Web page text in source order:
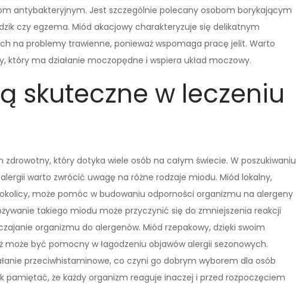
antybakteryjnym. Jest szczególnie polecany osobom borykającym
czy egzema. Miód akacjowy charakteryzuje się delikatnym
na problemy trawienne, ponieważ wspomaga pracę jelit. Warto
który ma działanie moczopędne i wspiera układ moczowy.
skuteczne w leczeniu
który dotyka wiele osób na całym świecie. W poszukiwaniu
warto zwrócić uwagę na różne rodzaje miodu. Miód lokalny,
może pomóc w budowaniu odporności organizmu na alergeny
takiego miodu może przyczynić się do zmniejszenia reakcji
organizmu do alergenów. Miód rzepakowy, dzięki swoim
może być pomocny w łagodzeniu objawów alergii sezonowych.
przeciwhistaminowe, co czyni go dobrym wyborem dla osób
że każdy organizm reaguje inaczej i przed rozpoczęciem